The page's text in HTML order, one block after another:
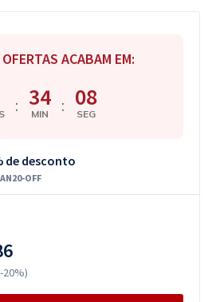
ACABAM EM:
: 34
MIN : 07
SEG
de desconto
OFF
20%)